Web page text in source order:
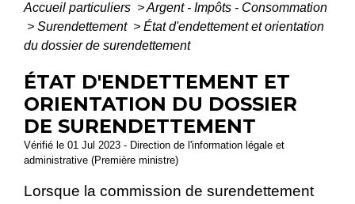
Accueil particuliers >Argent - Impôts - Consommation
> Surendettement > État d'endettement et orientation
du dossier de surendettement
ÉTAT D'ENDETTEMENT ET
ORIENTATION DU DOSSIER
DE SURENDETTEMENT
Vérifié le 01 Jul 2023 - Direction de l'information légale et
administrative (Première ministre)
Lorsque la commission de surendettement